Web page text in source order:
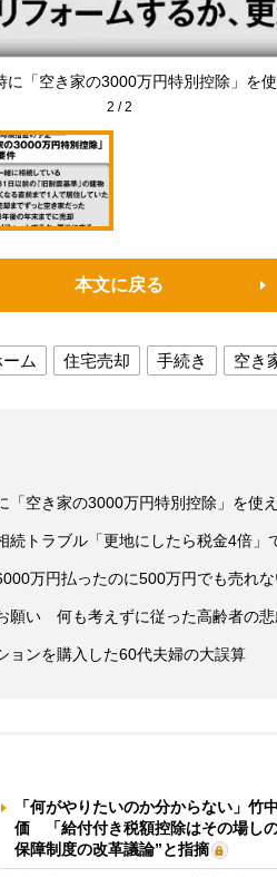
に「空き家の3000万円特別控除」を
2 /2
本文に戻る
ム 住宅売却 手続き 空き
「空き家の3000万円特別控除」を使
続トラブル「更地にしたら税金4倍」
万円払ったのに500万円でも売れ
願い 何も考えずに従った高齢者の悲
ョンを購入した60代夫婦の大誤算
「何がやりたいのか分からない」竹
価 「給付付き税額控除はその場し
保障制度の改革議論”と指摘